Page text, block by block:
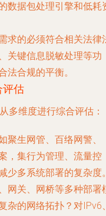
数据包处理引擎和低耗
求的必须符合相关法律
关键信息脱敏处理等功
法合规的平衡。
评估
多维度进行综合评估：
聚生网管、百络网警、
，集行为管理、流量控
少多系统部署的复杂度
网关、网桥等多种部署
杂的网络拓扑？对IPv6